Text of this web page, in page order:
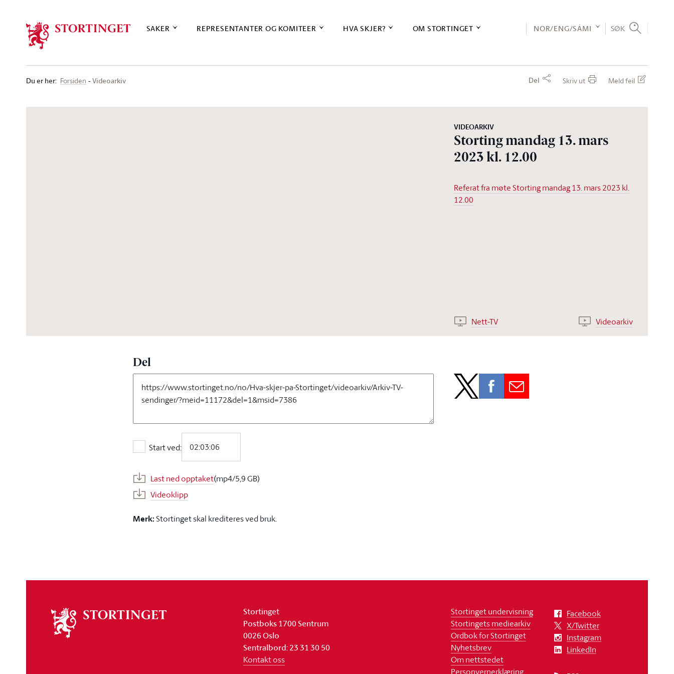
SAKER REPRESENTANTER OG KOMITEER HVA SKJER? OM STORTINGET NOR/ENG/SÁMI SØK
Du er her: Forsiden Videoarkiv Del Skriv ut Meld feil
VIDEOARKIV
Storting mandag 13. mars
2023 kl. 12.00
Referat fra møte Storting mandag 13. mars 2023 kl.
12.00
Nett-TV Videoarkiv
Del
Start ved:
Start ved:
Last ned opptaket(mp4/5,9 GB)
Videoklipp
Merk:Stortinget skal krediteres ved bruk.
stortinget
Stortinget
Postboks 1700 Sentrum
0026 Oslo
Sentralbord: 23 31 30 50
Kontakt oss
Stortinget undervisning
Stortingets mediearkiv
Ordbok for Stortinget
Nyhetsbrev
Om nettstedet
Personvernerklæring
Facebook
X/Twitter
Instagram
LinkedIn